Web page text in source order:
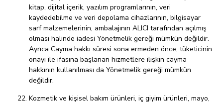
kitap, dijital içerik, yazılım programlarının, veri
kaydedebilme ve veri depolama cihazlarının, bilgisayar
sarf malzemelerinin, ambalajının ALICI tarafından açılmış
olması halinde iadesi Yönetmelik gereği mümkün değildir.
Ayrıca Cayma hakkı süresi sona ermeden önce, tüketicinin
onayı ile ifasına başlanan hizmetlere ilişkin cayma
hakkının kullanılması da Yönetmelik gereği mümkün
değildir.
Kozmetik ve kişisel bakım ürünleri, iç giyim ürünleri, mayo,